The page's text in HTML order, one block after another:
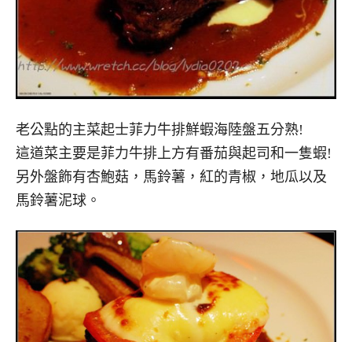
老公點的主菜起士菲力牛排鮮蝦海陸盤五分熟!
這道菜主要是菲力牛排上方有番茄與起司和一隻蝦!
另外盤飾有杏鮑菇，馬鈴薯，紅的青椒，地瓜以及
馬鈴薯泥球。